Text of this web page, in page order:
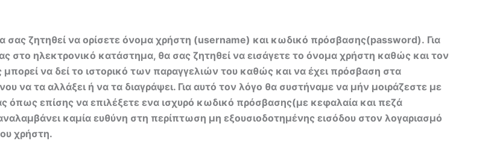
σας ζητηθεί να ορίσετε όνομα χρήστη (username) και κωδικό πρόσβασης(password). Για
ηλεκτρονικό κατάστημα, θα σας ζητηθεί να εισάγετε το όνομα χρήστη καθώς και τον
να δεί το ιστορικό των παραγγελιών του καθώς και να έχει πρόσβαση στα
να τα αλλάξει ή να τα διαγράψει. Για αυτό τον λόγο θα συστήναμε να μήν μοιράζεστε με
επίσης να επιλέξετε ενα ισχυρό κωδικό πρόσβασης(με κεφαλαία και πεζά
καμία ευθύνη στη περίπτωση μη εξουσιοδοτημένης εισόδου στον λογαριασμό
χρήστη.